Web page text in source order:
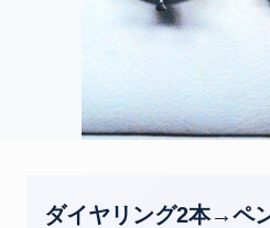
ダイヤリング2本→ペ